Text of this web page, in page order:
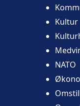
Kultur
NATO